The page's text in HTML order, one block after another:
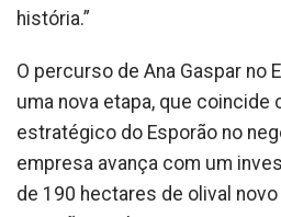
história.”
O percurso de Ana Gaspar no
uma nova etapa, que
estratégico do Esporão no
empresa avança com um
de 190 hectares de olival